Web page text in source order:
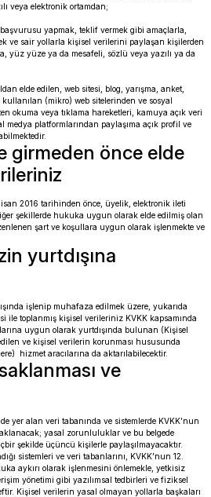
STREET GLIDE
STREET GLIDE SPECIAL
STREET GLIDE ST
TOURING GİDON
ULTRA LIMITED
veya elektronik ortamdan;
yapmak, teklif vermek gibi amaçlarla,
ve sair yollarla kişisel verilerini paylaşan kişilerden
yüz yüze ya da mesafeli, sözlü veya yazılı ya da
elde edilen, web sitesi, blog, yarışma, anket,
(mikro) web sitelerinden ve sosyal
okuma veya tıklama hareketleri, kamuya açık veri
medya platformlarından paylaşıma açık profil ve
girmeden önce elde
2016 tarihinden önce, üyelik, elektronik ileti
şekillerde hukuka uygun olarak elde edilmiş olan
şart ve koşullara uygun olarak işlenmekte ve
yurtdışına
işlenip muhafaza edilmek üzere, yukarıda
ile toplanmış kişisel verileriniz KVKK kapsamında
uygun olarak yurtdışında bulunan (Kişisel
ve kişisel verilerin korunması hususunda
hizmet aracılarına da aktarılabilecektir.
ve
yer alan veri tabanında ve sistemlerde KVKK’nun
yasal zorunluluklar ve bu belgede
şekilde üçüncü kişilerle paylaşılmayacaktır.
sistemleri ve veri tabanlarını, KVKK’nun 12.
aykırı olarak işlenmesini önlemekle, yetkisiz
yönetimi gibi yazılımsal tedbirleri ve fiziksel
Kişisel verilerin yasal olmayan yollarla başkaları